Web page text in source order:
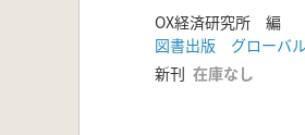
OX経済研究所 編
図書出版 グローバ
新刊 在庫なし